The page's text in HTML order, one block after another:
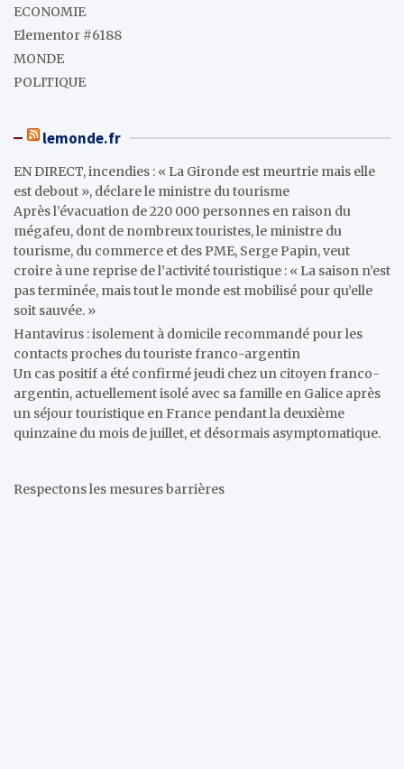
ECONOMIE
Elementor #6188
MONDE
POLITIQUE
lemonde.fr
EN DIRECT, incendies : « La Gironde est meurtrie mais elle
est debout », déclare le ministre du tourisme
Après l’évacuation de 220 000 personnes en raison du
mégafeu, dont de nombreux touristes, le ministre du
tourisme, du commerce et des PME, Serge Papin, veut
croire à une reprise de l’activité touristique : « La saison n’est
pas terminée, mais tout le monde est mobilisé pour qu’elle
soit sauvée. »
Hantavirus : isolement à domicile recommandé pour les
contacts proches du touriste franco-argentin
Un cas positif a été confirmé jeudi chez un citoyen franco-
argentin, actuellement isolé avec sa famille en Galice après
un séjour touristique en France pendant la deuxième
quinzaine du mois de juillet, et désormais asymptomatique.
Respectons les mesures barrières